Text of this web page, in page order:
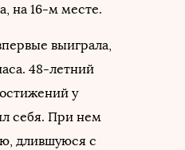
на 16-м месте.
выиграла,
48-летний
у
себя. При нем
длившуюся с